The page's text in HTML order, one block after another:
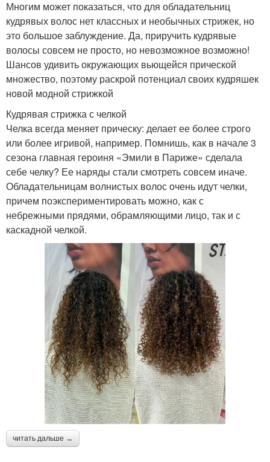
Многим может показаться, что для обладательниц
кудрявых волос нет классных и необычных стрижек, но
это большое заблуждение. Да, приручить кудрявые
волосы совсем не просто, но невозможное возможно!
Шансов удивить окружающих вьющейся прической
множество, поэтому раскрой потенциал своих кудряшек
новой модной стрижкой
Кудрявая стрижка с челкой
Челка всегда меняет прическу: делает ее более строго
или более игривой, например. Помнишь, как в начале 3
сезона главная героиня «Эмили в Париже» сделала
себе челку? Ее наряды стали смотреть совсем иначе.
Обладательницам волнистых волос очень идут челки,
причем поэкспериментировать можно, как с
небрежными прядями, обрамляющими лицо, так и с
каскадной челкой.
читать дальше →